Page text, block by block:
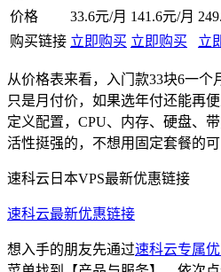
价格
33.6元/月 141.6元/月
购买链接 立即购买 立即购买 立
从价格表来看，入门款33块6一个
只是月付价，如果选年付还能再
定义配置，CPU、内存、硬盘、
活性挺强的，不想用固定套餐的可
速科云日本VPS最新优惠链接
速科云最新优惠链接
想入手的朋友先通过速科云专属